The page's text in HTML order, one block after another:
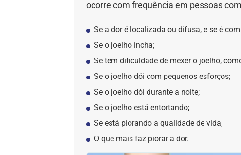
ocorre com frequência em pessoas
Se a dor é localizada ou difusa, e se é
Se o joelho incha;
Se tem dificuldade de mexer o joelho,
Se o joelho dói com pequenos esforços;
Se o joelho dói durante a noite;
Se o joelho está entortando;
Se está piorando a qualidade de vida;
O que mais faz piorar a dor.